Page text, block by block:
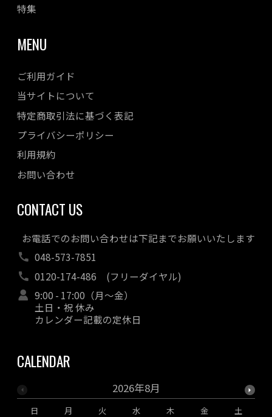
特集
MENU
ご利用ガイド
当サイトについて
特定商取引法に基づく表記
プライバシーポリシー
利用規約
お問い合わせ
CONTACT US
お電話でのお問い合わせは下記までお願いいたします
048-573-7851
0120-174-486 (フリーダイヤル)
9:00 - 17:00（月～金）
土日・祝 休み
カレンダー記載の定休日
CALENDAR
2026年8月
日 月 火 水 木 金 土